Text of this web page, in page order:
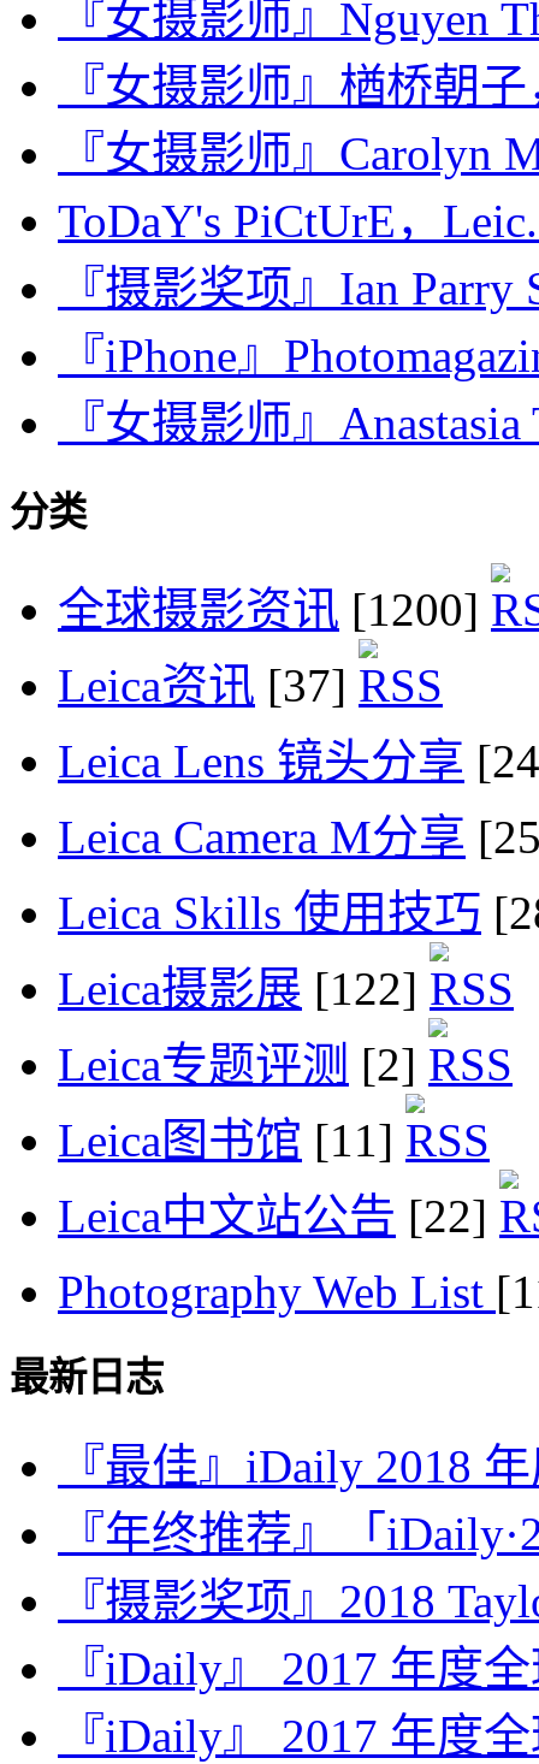
『女摄影师』Nguyen
『女摄影师』楢桥朝
『女摄影师』Carolyn
ToDaY's PiCtUrE，
『摄影奖项』Ian Parry
『iPhone』
『女摄影师』
分类
全球摄影资讯 [1200]
Leica资讯 [37]
Leica Lens 镜头分享
Leica Camera M分享
Leica Skills 使用技巧
Leica摄影展 [122]
Leica专题评测 [2]
Leica图书馆 [11]
Leica中文站公告 [22]
Photography Web List
最新日志
『最佳』iDaily 2018
『年终推荐』「
『摄影奖项』2018
『iDaily』 2017 年度
『iDaily』 2017 年度